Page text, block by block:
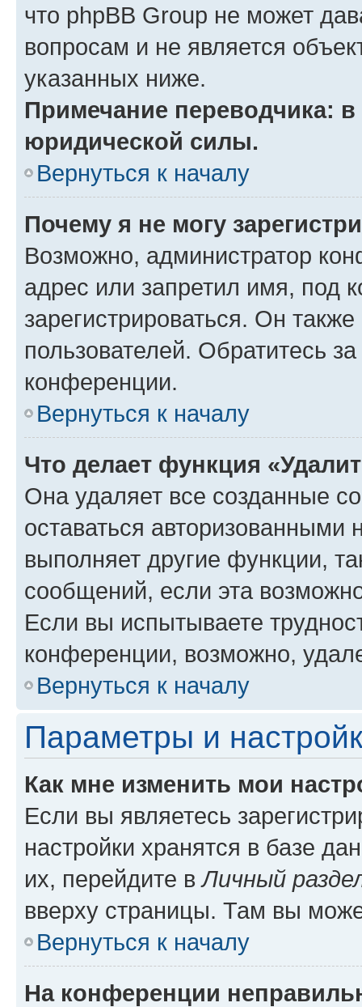
что phpBB Group не может
вопросам и не является
указанных ниже.
Примечание переводчика:
юридической силы.
Вернуться к началу
Почему я не могу
Возможно, администратор
адрес или запретил имя, под
зарегистрироваться. Он
пользователей. Обратитесь
конференции.
Вернуться к началу
Что делает функция
Она удаляет все созданные
оставаться авторизованными
выполняет другие функции,
сообщений, если эта
Если вы испытываете
конференции, возможно,
Вернуться к началу
Параметры и
Как мне изменить мои
Если вы являетесь
настройки хранятся в базе
их, перейдите вЛичный
вверху страницы. Там вы
Вернуться к началу
На конференции